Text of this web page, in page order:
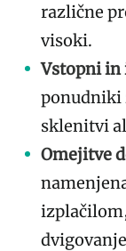
različne
visoki.
Vstopni in
ponudniki
sklenitvi
Omejitve